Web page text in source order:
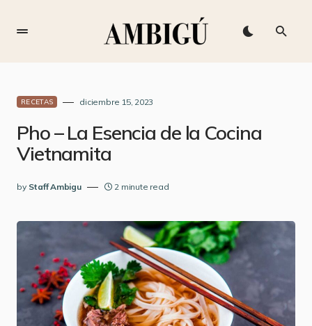
RECETAS diciembre 15, 2023
Pho – La Esencia de la Cocina
Vietnamita
by Staff Ambigu 2 minute read